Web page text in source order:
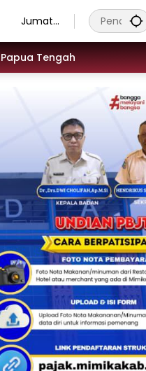
Jumat,
Agustus
2026
Papua Tengah